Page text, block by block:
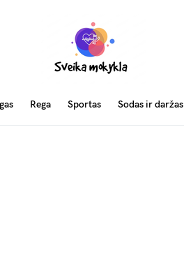
Rega Sportas Sodas ir daržas